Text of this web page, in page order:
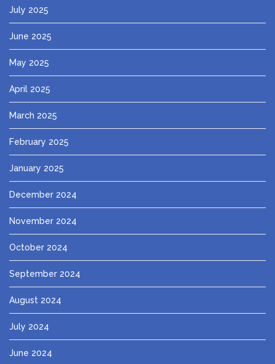
July 2025
June 2025
May 2025
April 2025
March 2025
February 2025
January 2025
December 2024
November 2024
October 2024
September 2024
August 2024
July 2024
June 2024